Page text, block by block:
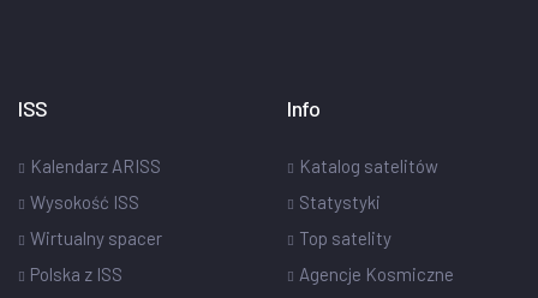
ISS
Kalendarz ARISS
Wysokość ISS
Wirtualny spacer
Polska z ISS
Info
Katalog satelitów
Statystyki
Top satelity
Agencje Kosmiczne